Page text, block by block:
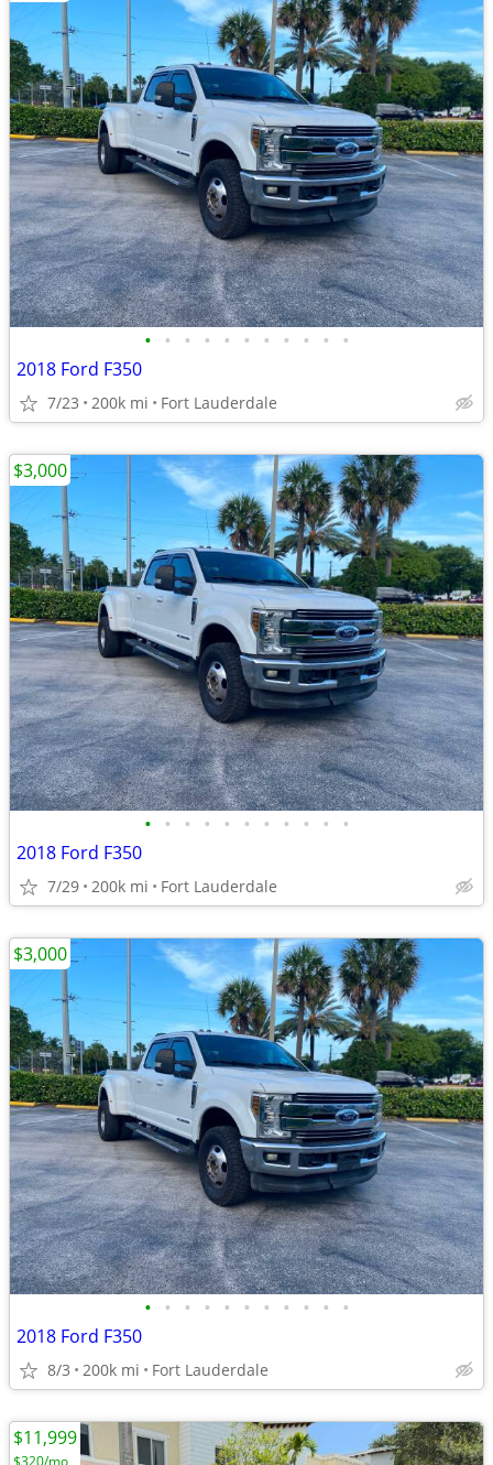
• • • • • • • • • • •
2018 Ford F350
7/23 200k mi Fort Lauderdale
• • • • • • • • • • •
2018 Ford F350
7/29 200k mi Fort Lauderdale
$3,000
• • • • • • • • • • •
2018 Ford F350
8/3 200k mi Fort Lauderdale
$3,000
$11,999
$320/mo